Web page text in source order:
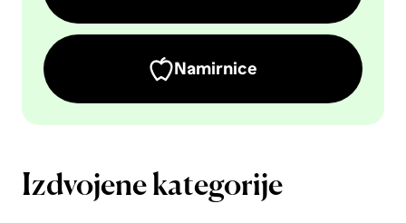
Namirnice
Izdvojene kategorije